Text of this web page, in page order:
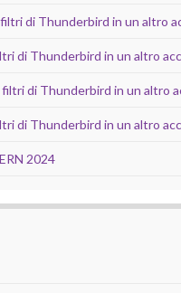
di Thunderbird in un altro
di Thunderbird in un altro
di Thunderbird in un altro
di Thunderbird in un altro
2024